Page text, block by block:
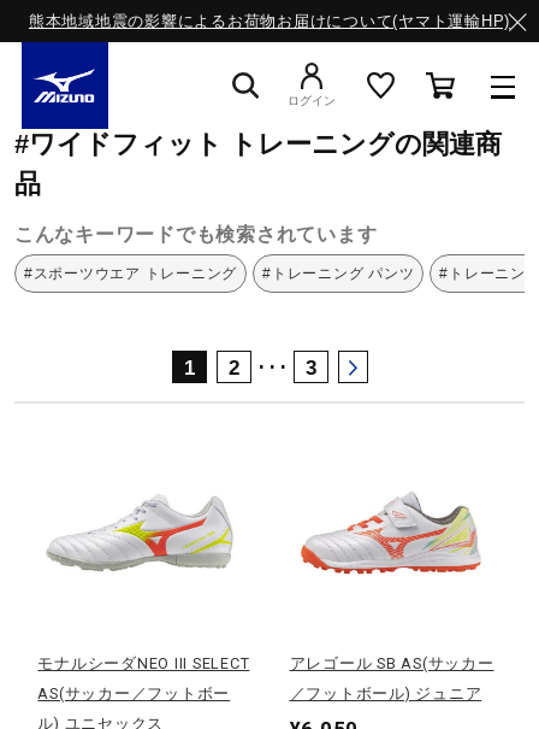
熊本地域地震の影響によるお荷物お届けについて(ヤマト運輸HP)
ライフスタイルウエア
ランニング
トレーニング
ゴルフ
ログイン
ミズノ公式オンライン トレーニング
#ワイドフィット トレーニングの関連商
品
こんなキーワードでも検索されています
#スポーツウエア トレーニング #トレーニング パンツ #トレーニン
1 2 ･･･ 3
モナルシーダNEO III SELECT
AS(サッカー／フットボー
ル) ユニセックス
アレゴール SB AS(サッカー
／フットボール) ジュニア